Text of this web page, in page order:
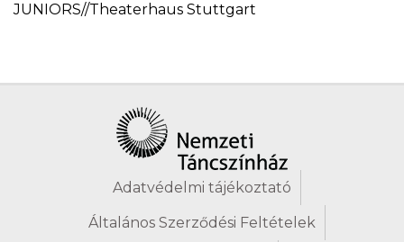
JUNIORS//Theaterhaus Stuttgart
Adatvédelmi tájékoztató
Általános Szerződési Feltételek